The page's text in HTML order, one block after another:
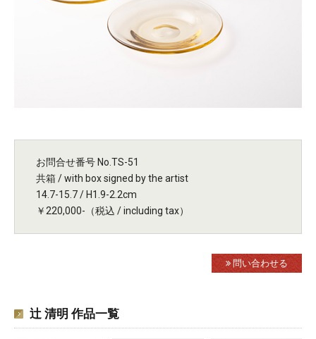
お問合せ番号 No.TS-51
共箱 / with box signed by the artist
14.7-15.7 / H1.9-2.2cm
￥220,000-（税込 / including tax）
問い合わせる
辻 清明 作品一覧